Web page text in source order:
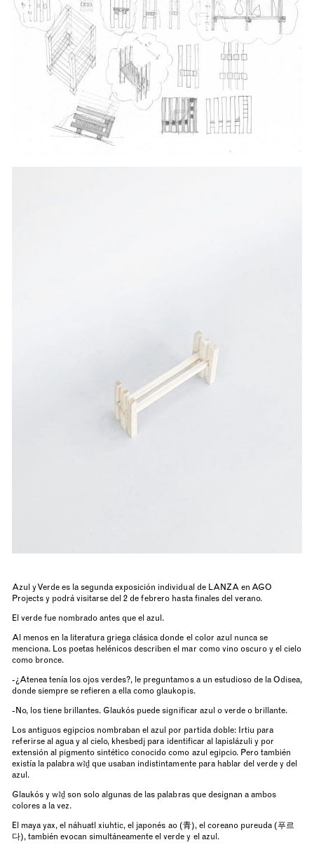
Azul y Verde es la segunda exposición individual de LANZA en AGO
Projects y podrá visitarse del 2 de febrero hasta finales del verano.
El verde fue nombrado antes que el azul.
Al menos en la literatura griega clásica donde el color azul nunca se
menciona. Los poetas helénicos describen el mar como vino oscuro y el cielo
como bronce.
-¿Atenea tenía los ojos verdes?, le preguntamos a un estudioso de la Odisea,
donde siempre se refieren a ella como glaukopis.
-No, los tiene brillantes. Glaukós puede significar azul o verde o brillante.
Los antiguos egipcios nombraban el azul por partida doble: Irtiu para
referirse al agua y al cielo, khesbedj para identificar al lapislázuli y por
extensión al pigmento sintético conocido como azul egipcio. Pero también
existía la palabrawꜣḏ que usaban indistintamente para hablar del verde y del
azul.
Glaukós ywꜣḏson solo algunas de las palabras que designan a ambos
colores a la vez.
El mayayax, el náhuatlxiuhtic,el japonés ao(青), el coreano pureuda(푸르
다), también evocan simultáneamente el verde y el azul.